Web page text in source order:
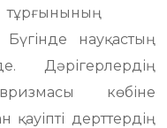
тұрғынының
науқастың
Дәрігерлердің
көбіне
дерттердің